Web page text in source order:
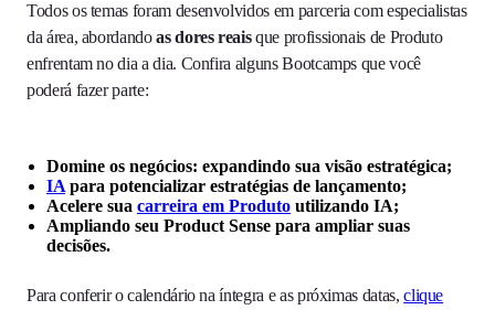
Todos os temas foram desenvolvidos em parceria com especialistas
da área, abordandoas dores reaisque profissionais de Produto
enfrentam no dia a dia. Confira alguns Bootcamps que você
poderá fazer parte:
Domine os negócios: expandindo sua visão estratégica;
IA para potencializar estratégias de lançamento;
Acelere sua carreira em Produto utilizando IA;
Ampliando seu Product Sense para ampliar suas
decisões.
Para conferir o calendário na íntegra e as próximas datas,clique